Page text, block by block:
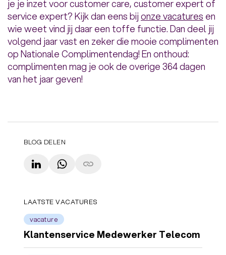
je je inzet voor customer care, customer expert of
service expert? Kijk dan eens bijonze vacatures en
wie weet vind jij daar een toffe functie. Dan deel jij
volgend jaar vast en zeker die mooie complimenten
op Nationale Complimentendag! En onthoud:
complimenten mag je ook de overige 364 dagen
van het jaar geven!
BLOG DELEN
LinkedInWhatsAppCopy link
LAATSTE VACATURES
vacature
Klantenservice Medewerker Telecom